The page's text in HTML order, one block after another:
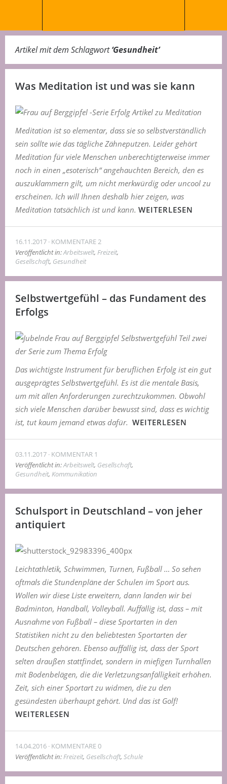
Artikel mit dem Schlagwort‘Gesundheit’
Was Meditation ist und was sie kann
Meditation ist so elementar, dass sie so selbstverständlich
sein sollte wie das tägliche Zähneputzen. Leider gehört
Meditation für viele Menschen unberechtigterweise immer
noch in einen „esoterisch“ angehauchten Bereich, den es
auszuklammern gilt, um nicht merkwürdig oder uncool zu
erscheinen. Ich will Ihnen deshalb hier zeigen, was
Meditation tatsächlich ist und kann. WEITERLESEN
16.11.2017 KOMMENTARE 2
Veröffentlicht in:Arbeitswelt, Freizeit,
Gesellschaft, Gesundheit
Selbstwertgefühl – das Fundament des
Erfolgs
Das wichtigste Instrument für beruflichen Erfolg ist ein gut
ausgeprägtes Selbstwertgefühl. Es ist die mentale Basis,
um mit allen Anforderungen zurechtzukommen. Obwohl
sich viele Menschen darüber bewusst sind, dass es wichtig
ist, tut kaum jemand etwas dafür. WEITERLESEN
03.11.2017 KOMMENTAR 1
Veröffentlicht in:Arbeitswelt, Gesellschaft,
Gesundheit, Kommunikation
Schulsport in Deutschland – von jeher
antiquiert
Leichtathletik, Schwimmen, Turnen, Fußball … So sehen
oftmals die Stundenpläne der Schulen im Sport aus.
Wollen wir diese Liste erweitern, dann landen wir bei
Badminton, Handball, Volleyball. Auffällig ist, dass – mit
Ausnahme von Fußball – diese Sportarten in den
Statistiken nicht zu den beliebtesten Sportarten der
Deutschen gehören. Ebenso auffällig ist, dass der Sport
selten draußen stattfindet, sondern in miefigen Turnhallen
mit Bodenbelägen, die die Verletzungsanfälligkeit erhöhen.
Zeit, sich einer Sportart zu widmen, die zu den
gesündesten überhaupt gehört. Und das ist Golf!
WEITERLESEN
14.04.2016 KOMMENTARE 0
Veröffentlicht in:Freizeit, Gesellschaft, Schule